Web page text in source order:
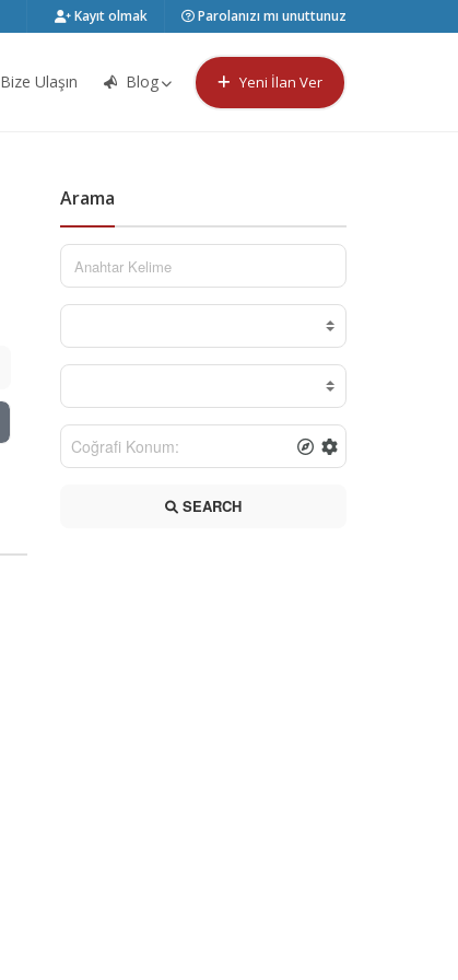
Kayıt olmak Parolanızı mı unuttunuz
Bize Ulaşın Blog Yeni İlan Ver
Arama
SEARCH